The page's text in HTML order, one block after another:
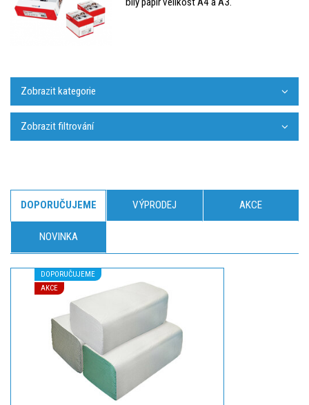
Zobrazit kategorie
Zobrazit filtrování
DOPORUČUJEME VÝPRODEJ AKCE
NOVINKA
DOPORUČUJEME
AKCE